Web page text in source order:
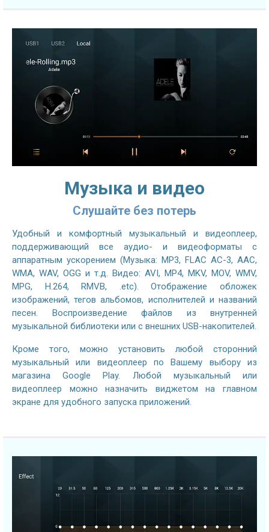
Музыка и видео
Слушайте без потерь
Удобный и комфортный музыкальный и видеоплеер,
поддерживающий все аудио- и видеоформаты с
аппаратным ускорением (Музыка: MP3, FLAC AC-3, AAC,
WMA, WAV, OGG и т.д. Видео: AVI, MP4, MKV, MOV, WMV,
MPG, H.264, RMVB, .etc). Отображение обложек
изображений, тегов альбомов, исполнителей и названий
песен. Воспроизведение файлов из внутренней
музыкальной библиотеки или с внешних USB-накопителей.
Кроме того, можно установить любой сторонний
музыкальный или видеоплеер по Вашему выбору из
магазина Google Play. Любой музыкальный или
видеоплеер можно назначить виджетом на главном
экране для удобного запуска приложений.